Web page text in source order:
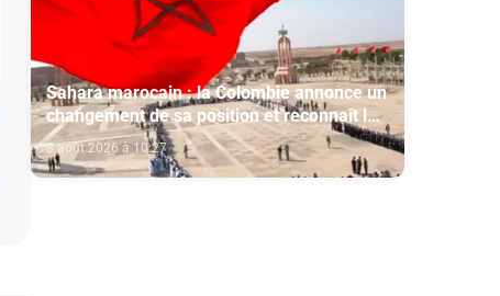
Sahara marocain : la Colombie annonce un
changement de sa position et reconnaît la
souveraineté du Maroc sur son Sahara
8 août 2026 à 10:27